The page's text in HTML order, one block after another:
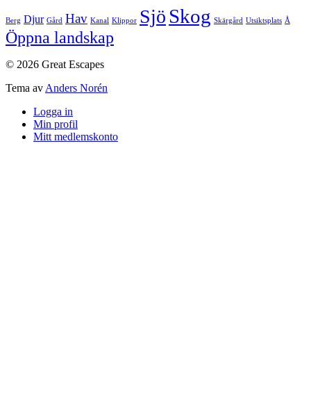
Berg Djur Gård Hav Kanal Klippor Sjö Skog Skärgård Utsiktsplats Å
Öppna landskap
© 2026 Great Escapes
Tema av Anders Norén
Logga in
Min profil
Mitt medlemskonto